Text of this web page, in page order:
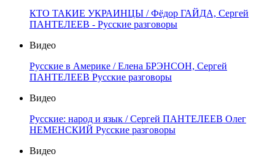
КТО ТАКИЕ УКРАИНЦЫ / Фёдор ГАЙДА, Сергей
ПАНТЕЛЕЕВ - Русские разговоры
Видео
Русские в Америке / Елена БРЭНСОН, Сергей
ПАНТЕЛЕЕВ Русские разговоры
Видео
Русские: народ и язык / Сергей ПАНТЕЛЕЕВ Олег
НЕМЕНСКИЙ Русские разговоры
Видео